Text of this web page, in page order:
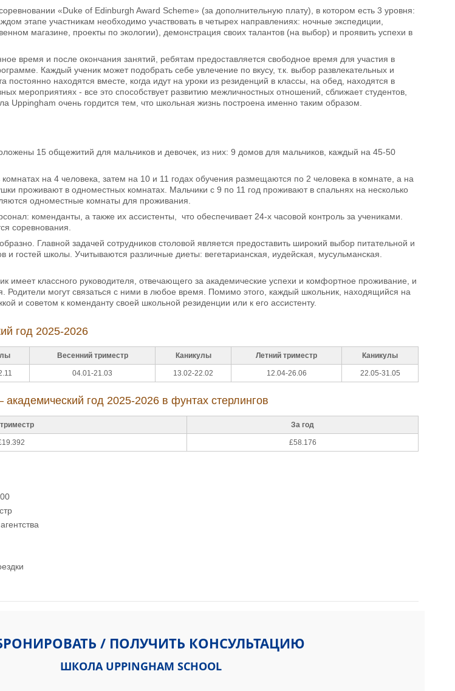
«Duke of Edinburgh Award Scheme» (за дополнительную плату), в котором есть 3 уровня:
этапе участникам необходимо участвовать в четырех направлениях: ночные экспедиции,
магазине, проекты по экологии), демонстрация своих талантов (на выбор) и проявить успехи в
время и после окончания занятий, ребятам предоставляется свободное время для участия в
Каждый ученик может подобрать себе увлечение по вкусу, т.к. выбор развлекательных и
находятся вместе, когда идут на уроки из резиденций в классы, на обед, находятся в
мероприятиях - все это способствует развитию межличностных отношений, сближает студентов,
Uppingham очень гордится тем, что школьная жизнь построена именно таким образом.
15 общежитий для мальчиков и девочек, из них: 9 домов для мальчиков, каждый на 45-50
на 4 человека, затем на 10 и 11 годах обучения размещаются по 2 человека в комнате, а на
проживают в одноместных комнатах. Мальчики с 9 по 11 год проживают в спальнях на несколько
одноместные комнаты для проживания.
коменданты, а также их ассистенты, что обеспечивает 24-х часовой контроль за учениками.
соревнования.
Главной задачей сотрудников столовой является предоставить широкий выбор питательной и
и гостей школы. Учитываются различные диеты: вегетарианская, иудейская, мусульманская.
имеет классного руководителя, отвечающего за академические успехи и комфортное проживание, и
Родители могут связаться с ними в любое время. Помимо этого, каждый школьник, находящийся на
и советом к коменданту своей школьной резиденции или к его ассистенту.
год 2025-2026
Весенний триместр Каникулы Летний триместр Каникулы
04.01-21.03 13.02-22.02 12.04-26.06 22.05-31.05
академический год 2025-2026 в фунтах стерлингов
За год
£58.176
/ ПОЛУЧИТЬ КОНСУЛЬТАЦИЮ
ШКОЛА UPPINGHAM SCHOOL